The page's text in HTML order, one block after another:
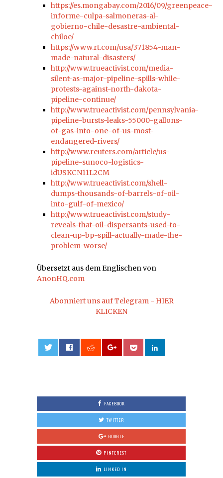
https://es.mongabay.com/2016/09/greenpeace-
informe-culpa-salmoneras-al-
gobierno-chile-desastre-ambiental-
chiloe/
https://www.rt.com/usa/371854-man-
made-natural-disasters/
http://www.trueactivist.com/media-
silent-as-major-pipeline-spills-while-
protests-against-north-dakota-
pipeline-continue/
http://www.trueactivist.com/pennsylvania-
pipeline-bursts-leaks-55000-gallons-
of-gas-into-one-of-us-most-
endangered-rivers/
http://www.reuters.com/article/us-
pipeline-sunoco-logistics-
idUSKCN11L2CM
http://www.trueactivist.com/shell-
dumps-thousands-of-barrels-of-oil-
into-gulf-of-mexico/
http://www.trueactivist.com/study-
reveals-that-oil-dispersants-used-to-
clean-up-bp-spill-actually-made-the-
problem-worse/
Übersetzt aus dem Englischen von
AnonHQ.com
Abonniert uns auf Telegram - HIER
KLICKEN
FACEBOOK
TWITTER
GOOGLE
PINTEREST
LINKED IN